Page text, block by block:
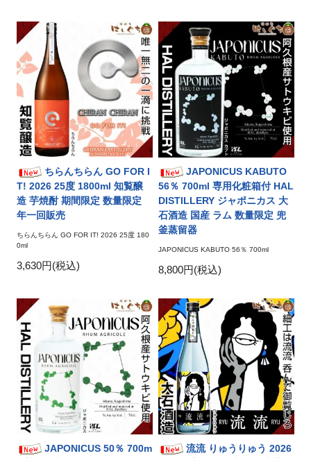
ちらんちらん GO FOR I
T! 2026 25度 1800ml 知覧醸
造 芋焼酎 期間限定 数量限定
年一回販売
ちらんちらん GO FOR IT! 2026 25度 180
0ml
3,630円(税込)
JAPONICUS KABUTO
56％ 700ml 専用化粧箱付 HAL
DISTILLERY ジャポニカス 大
石酒造 国産 ラム 数量限定 兜
釜蒸留器
JAPONICUS KABUTO 56％ 700ml
8,800円(税込)
JAPONICUS 50％ 700m
流流 りゅうりゅう 2026